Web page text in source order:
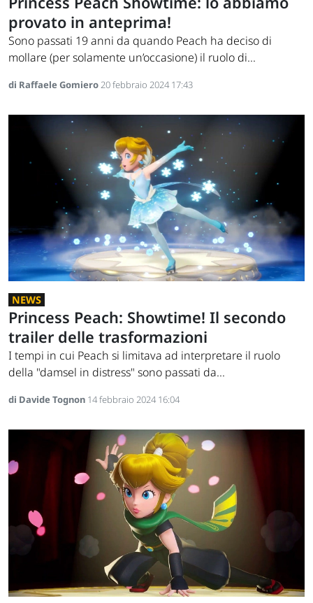
provato in anteprima!
Sono passati 19 anni da quando Peach ha deciso di
mollare (per solamente un’occasione) il ruolo di...
di Raffaele Gomiero20 febbraio 2024 17:43
NEWS
Princess Peach: Showtime! Il secondo
trailer delle trasformazioni
I tempi in cui Peach si limitava ad interpretare il ruolo
della "damsel in distress" sono passati da...
di Davide Tognon 14 febbraio 2024 16:04